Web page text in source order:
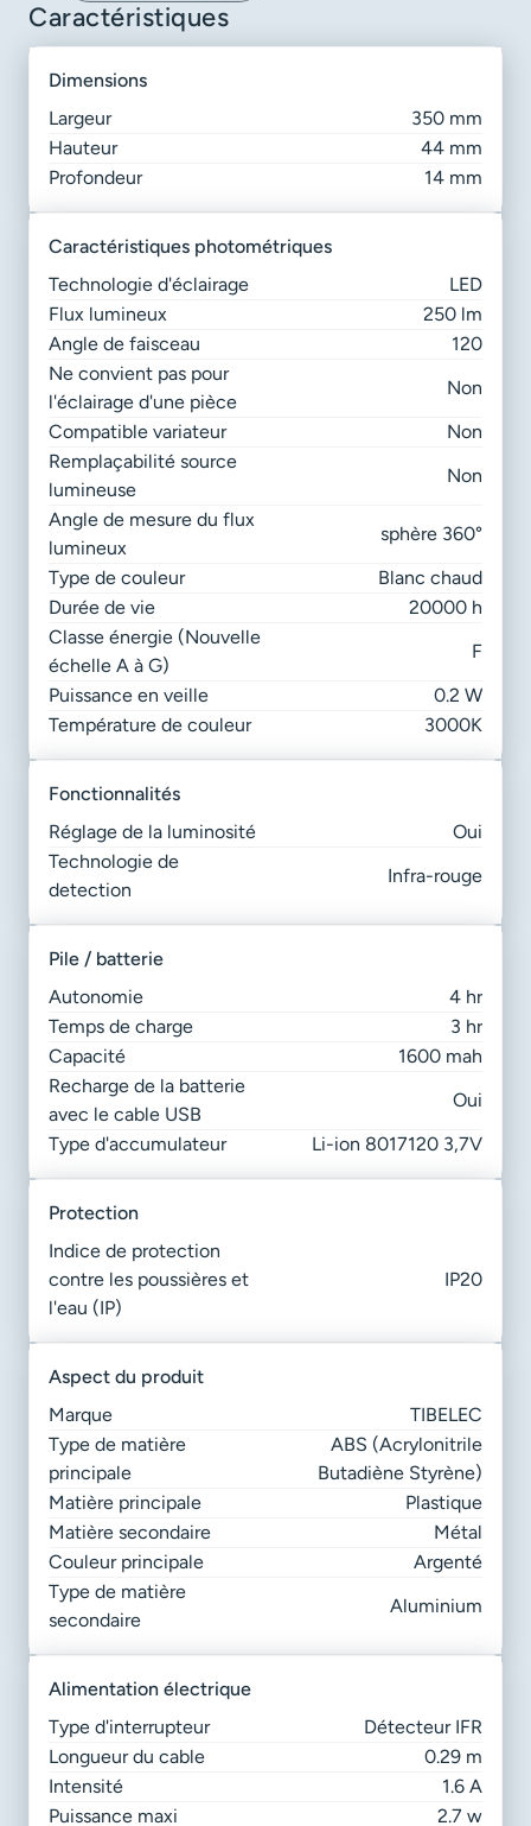
Caractéristiques
dimensions
Largeur
350 mm
Hauteur
44 mm
Profondeur
14 mm
caractéristiques photométriques
Technologie d'éclairage
LED
Flux lumineux
250 lm
Angle de faisceau
120
Ne convient pas pour
l'éclairage d'une pièce
Non
Compatible variateur
Non
Remplaçabilité source
lumineuse
Non
Angle de mesure du flux
lumineux
sphère 360°
Type de couleur
Blanc chaud
Durée de vie
20000 h
Classe énergie (Nouvelle
échelle A à G)
F
Puissance en veille
0.2 W
Température de couleur
3000K
fonctionnalités
Réglage de la luminosité
Oui
Technologie de
detection
Infra-rouge
pile / batterie
Autonomie
4 hr
Temps de charge
3 hr
Capacité
1600 mah
Recharge de la batterie
avec le cable USB
Oui
Type d'accumulateur
Li-ion 8017120 3,7V
protection
Indice de protection
contre les poussières et
l'eau (IP)
IP20
aspect du produit
Marque
TIBELEC
Type de matière
principale
ABS (Acrylonitrile
Butadiène Styrène)
Matière principale
Plastique
Matière secondaire
Métal
Couleur principale
Argenté
Type de matière
secondaire
Aluminium
alimentation électrique
Type d'interrupteur
Détecteur IFR
Longueur du cable
0.29 m
Intensité
1.6 A
Puissance maxi
2.7 w